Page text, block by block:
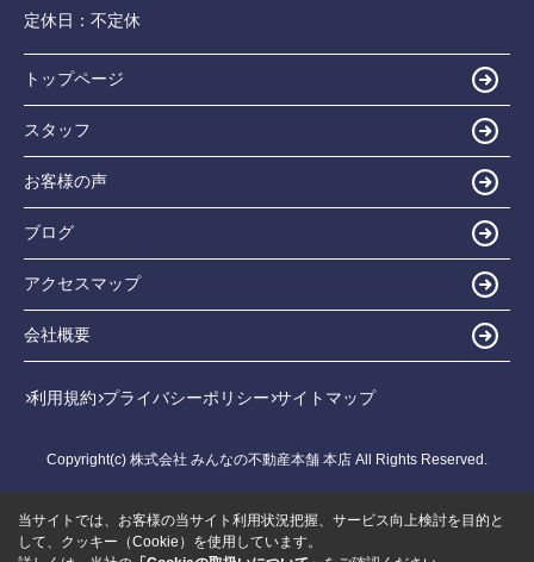
定休日： 不定休
トップページ
スタッフ
お客様の声
ブログ
アクセスマップ
会社概要
利用規約 プライバシーポリシー サイトマップ
Copyright(c) 株式会社 みんなの不動産本舗 本店 All Rights Reserved.
当サイトでは、お客様の当サイト利用状況把握、サービス向上検討を目的と
して、クッキー（Cookie）を使用しています。